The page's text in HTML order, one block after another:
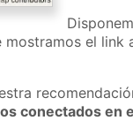
el
conectados en